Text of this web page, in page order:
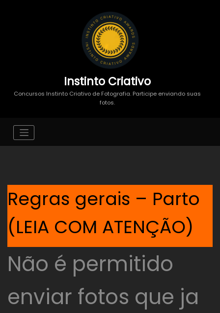
Instinto Criativo
Concursos Instinto Criativo de Fotografia. Participe enviando suas
fotos.
Regras gerais – Parto
(LEIA COM ATENÇÃO)
Não é permitido
enviar fotos que ja